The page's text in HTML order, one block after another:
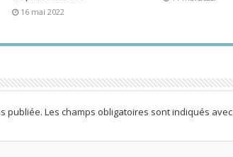
16 mai 2022
publiée. Les champs obligatoires sont indiqués avec